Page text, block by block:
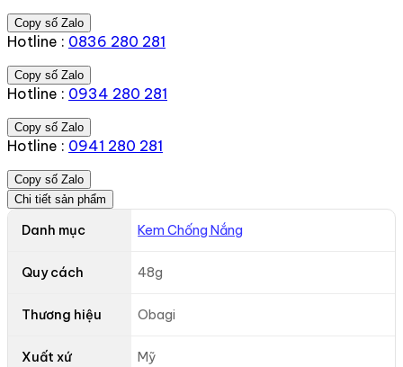
Copy số Zalo
Hotline : 0836 280 281
Copy số Zalo
Hotline : 0934 280 281
Copy số Zalo
Hotline : 0941 280 281
Copy số Zalo
Chi tiết sản phẩm
Danh mục Kem Chống Nắng
Quy cách 48g
Thương hiệu Obagi
Xuất xứ Mỹ